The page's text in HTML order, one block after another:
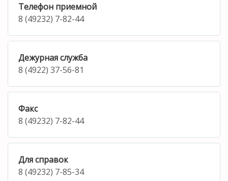
Телефон приемной
8 (49232) 7-82-44
Дежурная служба
8 (4922) 37-56-81
Факс
8 (49232) 7-82-44
Для справок
8 (49232) 7-85-34